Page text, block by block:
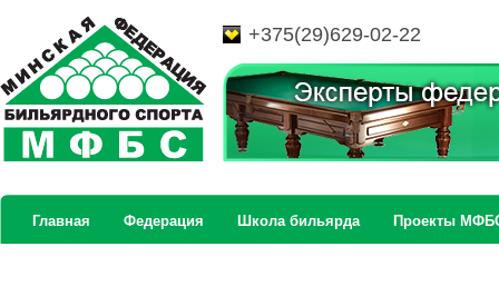
+375(29)629-02-22
Главная Федерация Школа бильярда Проекты